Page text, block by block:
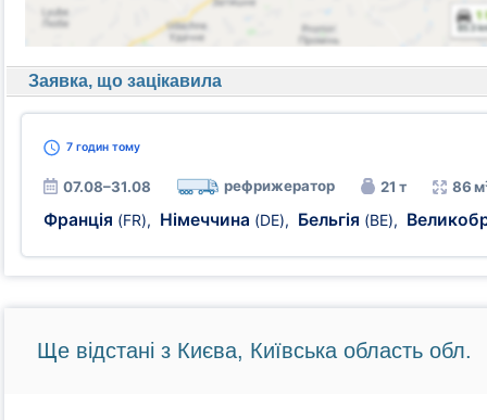
Заявка, що зацікавила
7 годинтому
07.08–31.08 рефрижератор 21 т 86
Франція (FR), Німеччина (DE), Бельгія (BE),
Ще відстані з Києва, Київська область обл.